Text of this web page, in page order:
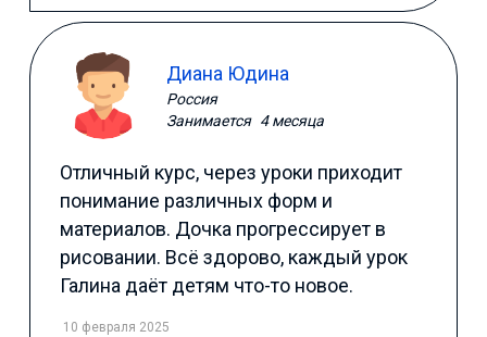
Диана Юдина
Россия
Занимается 4 месяца
Отличный курс, через уроки приходит
понимание различных форм и
материалов. Дочка прогрессирует в
рисовании. Всё здорово, каждый урок
Галина даёт детям что-то новое.
10 февраля 2025